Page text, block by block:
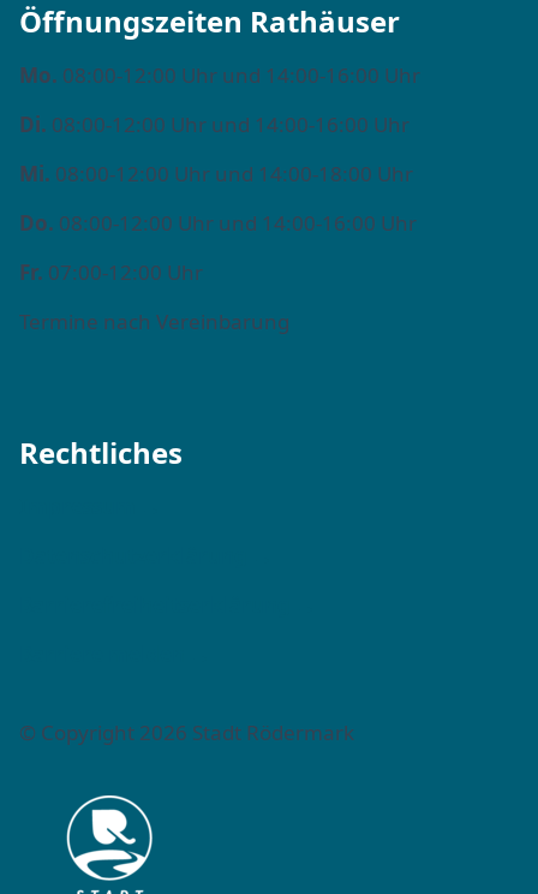
Öffnungszeiten Rathäuser
Mo. 08:00-12:00 Uhr und 14:00-16:00 Uhr
Di. 08:00-12:00 Uhr und 14:00-16:00 Uhr
Mi. 08:00-12:00 Uhr und 14:00-18:00 Uhr
Do. 08:00-12:00 Uhr und 14:00-16:00 Uhr
Fr. 07:00-12:00 Uhr
Termine nach Vereinbarung
Rechtliches
© Copyright 2026 Stadt Rödermark